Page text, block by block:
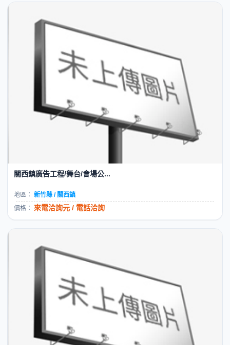
關西鎮廣告工程/舞台/會場公...
地區： 新竹縣 / 關西鎮
價格： 來電洽詢元 / 電話洽詢